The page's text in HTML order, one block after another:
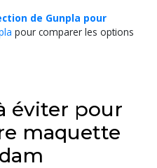
de Gunpla pour
pour comparer les options
éviter pour
maquette